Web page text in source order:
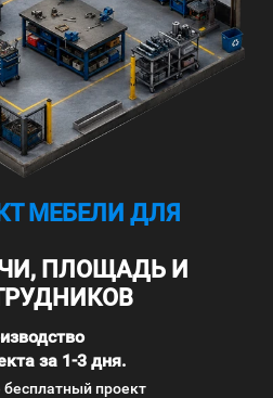
МЕБЕЛИ ДЛЯ
ПЛОЩАДЬ И
за 1-3 дня.
бесплатный проект